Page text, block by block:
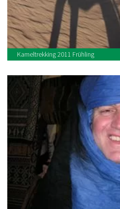
Kameltrekking 2011 Frühling